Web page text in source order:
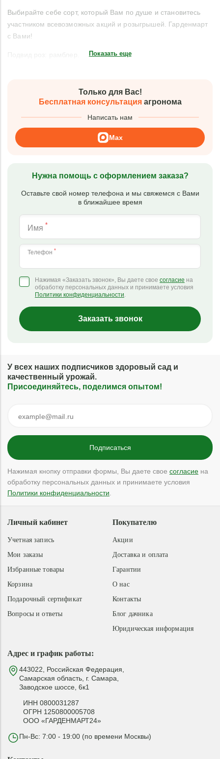
Выбирайте себе сорт, который Вам по душе и становитесь
участником всевозможных акций и розыгрышей. Гарденмарт
с Вами!
Показать еще
Только для Вас!
Бесплатная консультацияагронома
Написать нам
Max
Нужна помощь с оформлением заказа?
Оставьте свой номер телефона и мы свяжемся с Вами
в ближайшее время
Имя *
Телефон *
Нажимая «Заказать звонок», Вы даете свое согласие на
обработку персональных данных и принимаете условия
Политики конфиденциальности.
Заказать звонок
У всех наших подписчиков здоровый сад и
качественный урожай.
Присоединяйтесь, поделимся опытом!
Нажимая кнопку отправки формы, Вы даете свое согласие на
обработку персональных данных и принимаете условия
Политики конфиденциальности
Адрес и график работы:
443022, Российская Федерация,
Самарская область, г. Самара,
Заводское шоссе, 6к1
ИНН 0800031287
ОГРН 1250800005708
ООО «ГАРДЕНМАРТ24»
Пн-Вс: 7:00 - 19:00 (по времени Москвы)
Покупателю
Акции
Доставка и оплата
Гарантии
О нас
Контакты
Блог дачника
Юридическая информация
Личный кабинет
Учетная запись
Мои заказы
Избранные товары
Корзина
Подарочный сертификат
Вопросы и ответы